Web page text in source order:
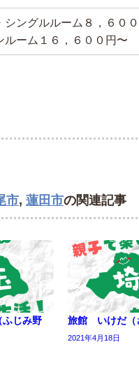
シングルルーム８，６０
ルーム１６，６００円〜
市, 蓮田市の関連記事
ふじみ野
旅館 いけだ（
2021年4月18日